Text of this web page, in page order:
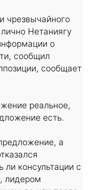
чрезвычайного
Нетаниягу
о
сообщил
сообщает
реальное,
есть.
а
ли консультации с
лидером